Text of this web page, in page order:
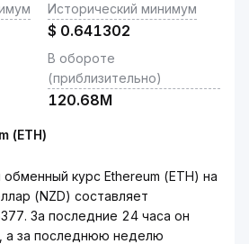
Исторический минимум
$ 0.641302
В обороте
(приблизительно)
120.68M
(ETH)
курс Ethereum (ETH) на
(NZD) составляет
За последние 24 часа он
а за последнюю неделю